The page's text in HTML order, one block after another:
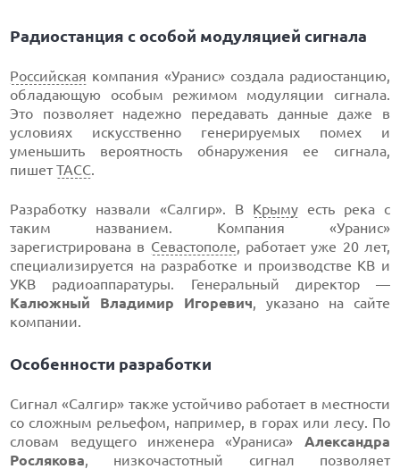
Радиостанция с особой модуляцией сигнала
Российская компания «Уранис» создала радиостанцию,
обладающую особым режимом модуляции сигнала.
Это позволяет надежно передавать данные даже в
условиях искусственно генерируемых помех и
уменьшить вероятность обнаружения ее сигнала,
пишетТАСС.
Разработку назвали «Салгир». В Крымуесть река с
таким названием. Компания «Уранис»
зарегистрирована в Севастополе, работает уже 20 лет,
специализируется на разработке и производстве КВ и
УКВ радиоаппаратуры. Генеральный директор —
Калюжный Владимир Игоревич, указано на сайте
компании.
Особенности разработки
Сигнал «Салгир» также устойчиво работает в местности
со сложным рельефом, например, в горах или лесу. По
словам ведущего инженера «Ураниса» Александра
Рослякова, низкочастотный сигнал позволяет